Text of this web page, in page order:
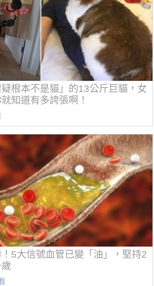
根本不是貓」的13公斤巨貓，女
知道有多誇張啊！
5大信號血管已變「油」，堅持2